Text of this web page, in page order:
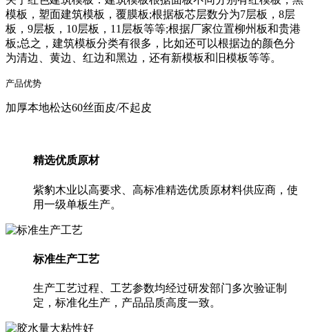
模板，塑面建筑模板，覆膜板;根据板芯层数分为7层板，8层
板，9层板，10层板，11层板等等;根据厂家位置柳州板和贵港
板;总之，建筑模板分类有很多，比如还可以根据边的颜色分
为清边、黄边、红边和黑边，还有新模板和旧模板等等。
产品优势
加厚本地松达60丝面皮/不起皮
精选优质原材
紫豹木业以高要求、高标准精选优质原材料供应商，使
用一级单板生产。
标准生产工艺
生产工艺过程、工艺参数均经过研发部门多次验证制
定，标准化生产，产品品质高度一致。